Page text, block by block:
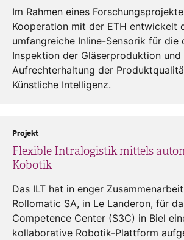
Im Rahmen eines
Kooperation mit der ETH entwickelt
umfangreiche Inline-Sensorik für die
Inspektion der Gläserproduktion und
Aufrechterhaltung der
Künstliche Intelligenz.
Flexible Intralogistik mittels
Kobotik
Projekt
Das ILT hat in enger
Rollomatic SA, in Le Landeron, für
Competence Center (S3C) in Biel
kollaborative Robotik-Plattform